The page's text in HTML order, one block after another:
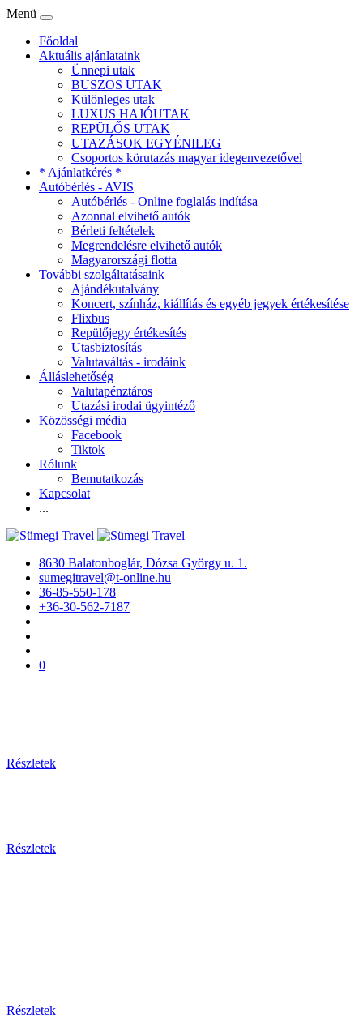
Menü
Főoldal
Aktuális ajánlataink
Ünnepi utak
BUSZOS UTAK
Különleges utak
LUXUS HAJÓUTAK
REPÜLŐS UTAK
UTAZÁSOK EGYÉNILEG
Csoportos körutazás magyar idegenvezetővel
* Ajánlatkérés *
Autóbérlés - AVIS
Autóbérlés - Online foglalás indítása
Azonnal elvihető autók
Bérleti feltételek
Megrendelésre elvihető autók
Magyarországi flotta
További szolgáltatásaink
Ajándékutalvány
Koncert, színház, kiállítás és egyéb jegyek értékesítése
Flixbus
Repülőjegy értékesítés
Utasbiztosítás
Valutaváltás - irodáink
Álláslehetőség
Valutapénztáros
Utazási irodai ügyintéző
Közösségi média
Facebook
Tiktok
Rólunk
Bemutatkozás
Kapcsolat
...
8630 Balatonboglár, Dózsa György u. 1.
sumegitravel@t-online.hu
36-85-550-178
+36-30-562-7187
0
Részletek
Részletek
Részletek